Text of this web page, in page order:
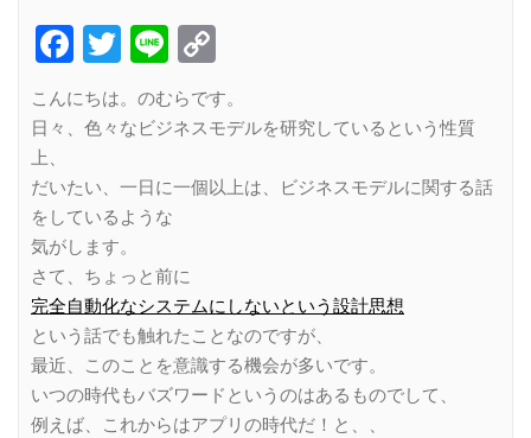
Facebook
Twitter
Line
Link
こんにちは。のむらです。
日々、色々なビジネスモデルを研究しているという性質
上、
だいたい、一日に一個以上は、ビジネスモデルに関する話
をしているような
気がします。
さて、ちょっと前に
完全自動化なシステムにしないという設計思想
という話でも触れたことなのですが、
最近、このことを意識する機会が多いです。
いつの時代もバズワードというのはあるものでして、
例えば、これからはアプリの時代だ！と、、